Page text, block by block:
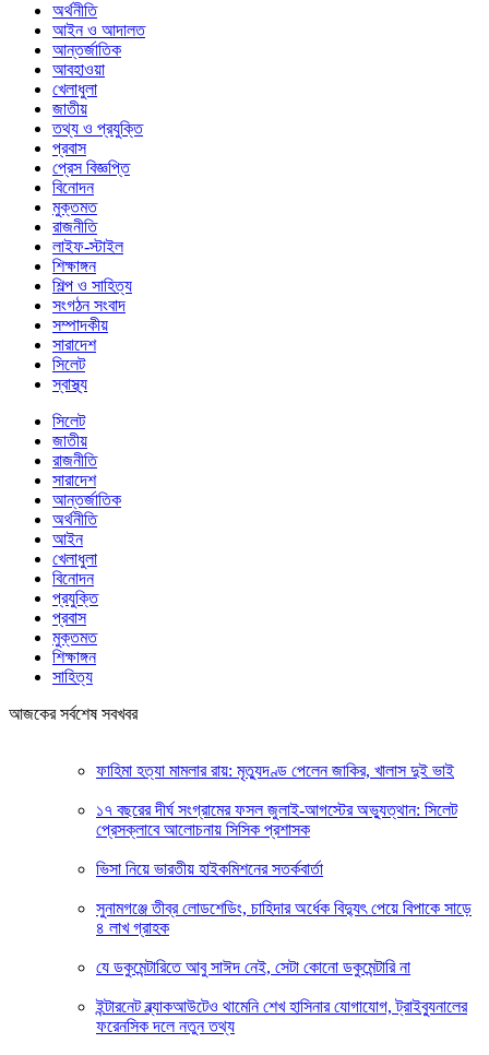
অর্থনীতি
আইন ও আদালত
আন্তর্জাতিক
আবহাওয়া
খেলাধুলা
জাতীয়
তথ্য ও প্রযুক্তি
প্রবাস
প্রেস বিজ্ঞপ্তি
বিনোদন
মুক্তমত
রাজনীতি
লাইফ-স্টাইল
শিক্ষাঙ্গন
শিল্প ও সাহিত্য
সংগঠন সংবাদ
সম্পাদকীয়
সারাদেশ
সিলেট
স্বাস্থ্য
সিলেট
জাতীয়
রাজনীতি
সারাদেশ
আন্তর্জাতিক
অর্থনীতি
আইন
খেলাধুলা
বিনোদন
প্রযুক্তি
প্রবাস
মুক্তমত
শিক্ষাঙ্গন
সাহিত্য
আজকের সর্বশেষ সবখবর
ফাহিমা হত্যা মামলার রায়: মৃত্যুদণ্ড পেলেন জাকির, খালাস দুই ভাই
১৭ বছরের দীর্ঘ সংগ্রামের ফসল জুলাই-আগস্টের অভ্যুত্থান: সিলেট
প্রেসক্লাবে আলোচনায় সিসিক প্রশাসক
ভিসা নিয়ে ভারতীয় হাইকমিশনের সতর্কবার্তা
সুনামগঞ্জে তীব্র লোডশেডিং, চাহিদার অর্ধেক বিদ্যুৎ পেয়ে বিপাকে সাড়ে
৪ লাখ গ্রাহক
যে ডকুমেন্টারিতে আবু সাঈদ নেই, সেটা কোনো ডকুমেন্টারি না
ইন্টারনেট ব্ল্যাকআউটেও থামেনি শেখ হাসিনার যোগাযোগ, ট্রাইব্যুনালের
ফরেনসিক দলে নতুন তথ্য